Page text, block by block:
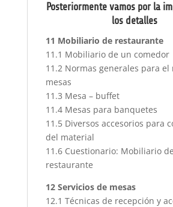
Posteriormente vamos por la
los detalles
11 Mobiliario de restaurante
11.1 Mobiliario de un comedor
11.2 Normas generales para el
mesas
11.3 Mesa – buffet
11.4 Mesas para banquetes
11.5 Diversos accesorios para
del material
11.6 Cuestionario: Mobiliario de
restaurante
12 Servicios de mesas
12.1 Técnicas de recepción y